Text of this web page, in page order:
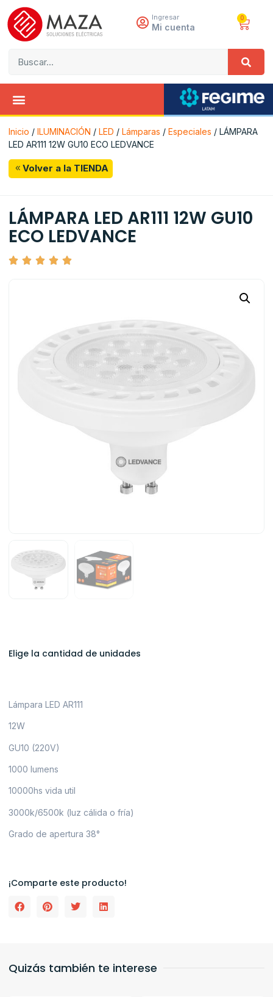
Ingresar
Mi cuenta
0
Inicio / ILUMINACIÓN / LED / Lámparas / Especiales / LÁMPARA
LED AR111 12W GU10 ECO LEDVANCE
Volver a la TIENDA
LÁMPARA LED AR111 12W GU10
ECO LEDVANCE
Elige la cantidad de unidades
Lámpara LED AR111
12W
GU10 (220V)
1000 lumens
10000hs vida util
3000k/6500k (luz cálida o fría)
Grado de apertura 38°
¡Comparte este producto!
Quizás también te interese